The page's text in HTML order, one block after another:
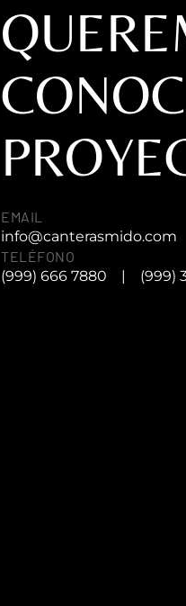
EMAIL
info@canterasmido.com
TELÉFONO
(999) 666 7880
| (999)